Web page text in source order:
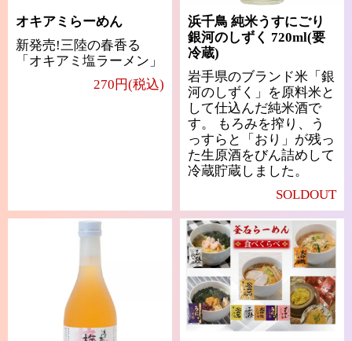
オキアミらーめん
新発売!三陸の春香る
「オキアミ塩ラーメン」
270円(税込)
浜千鳥 純米うすにごり
銀河のしずく 720ml(要
冷蔵)
岩手県のブランド米「銀
河のしずく」を原料米と
して仕込んだ純米酒で
す。 もろみを搾り、う
っすらと「おり」が残っ
た生原酒をびん詰めして
冷蔵貯蔵しました。
SOLDOUT